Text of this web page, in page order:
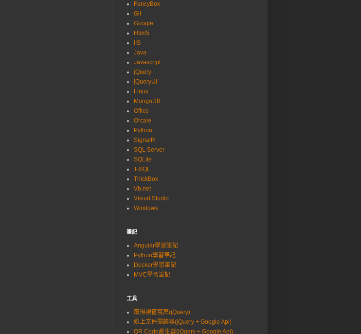
FancyBox
Git
Google
Html5
IIS
Java
Javascript
jQuery
jQueryUI
Linux
MongoDB
Office
Orcale
Python
SignalR
SQL Server
SQLite
T-SQL
ThickBox
Vb.net
Visual Studio
Windows
筆記
Angular學習筆記
Python學習筆記
Docker學習筆記
MVC學習筆記
工具
取得視窗寬高(jQuery)
線上文件閱讀器(jQuery + Google Api)
QR Code產生器(jQuery + Google Api)